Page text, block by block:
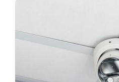
режиме ожидания
Компактный дизайн
на стену или другие
Устройство
диапазоне
Схема подключения